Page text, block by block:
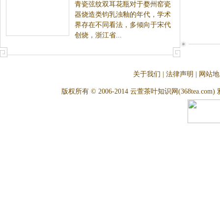
青瓷弦纹双耳花瓶对于婺州窑瓷
器烧造类钧乳浊釉的年代，学术
界存在不同看法，多倾向于宋代
创烧，浙江省...
关于我们 法律声明 网站
版权所有 © 2006-2014 云萱茶叶知识网